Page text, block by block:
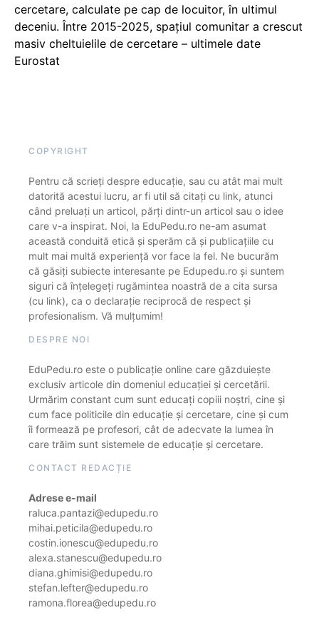
cercetare, calculate pe cap de locuitor, în ultimul
deceniu. Între 2015-2025, spațiul comunitar a crescut
masiv cheltuielile de cercetare – ultimele date
Eurostat
COPYRIGHT
Pentru că scrieți despre educație, sau cu atât mai mult
datorită acestui lucru, ar fi util să citați cu link, atunci
când preluați un articol, părți dintr-un articol sau o idee
care v-a inspirat. Noi, la EduPedu.ro ne-am asumat
această conduită etică și sperăm că și publicațiile cu
mult mai multă experiență vor face la fel. Ne bucurăm
că găsiți subiecte interesante pe Edupedu.ro și suntem
siguri că înțelegeți rugămintea noastră de a cita sursa
(cu link), ca o declarație reciprocă de respect și
profesionalism. Vă mulțumim!
DESPRE NOI
EduPedu.ro este o publicație online care găzduiește
exclusiv articole din domeniul educației și cercetării.
Urmărim constant cum sunt educați copiii noștri, cine și
cum face politicile din educație și cercetare, cine și cum
îi formează pe profesori, cât de adecvate la lumea în
care trăim sunt sistemele de educație și cercetare.
CONTACT REDACȚIE
Adrese e-mail
raluca.pantazi@edupedu.ro
mihai.peticila@edupedu.ro
costin.ionescu@edupedu.ro
alexa.stanescu@edupedu.ro
diana.ghimisi@edupedu.ro
stefan.lefter@edupedu.ro
ramona.florea@edupedu.ro